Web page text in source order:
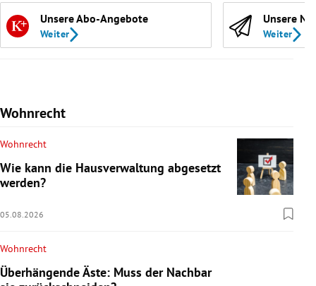
Unsere Abo-Angebote
Weiter
Unsere
Weiter
Wohnrecht
Wohnrecht
Wie kann die Hausverwaltung abgesetzt
werden?
05.08.2026
Wohnrecht
Überhängende Äste: Muss der Nachbar